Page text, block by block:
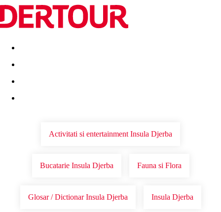
Destinatii Vacanta perfecta OFERTE DE NERATAT
Activitati si entertainment Insula Djerba
Bucatarie Insula Djerba Fauna si Flora
Glosar / Dictionar Insula Djerba Insula Djerba